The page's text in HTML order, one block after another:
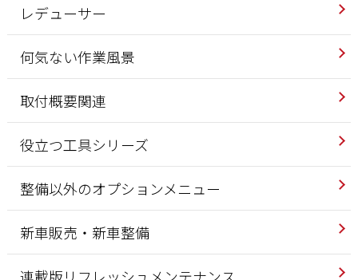
レデューサー
何気ない作業風景
取付概要関連
役立つ工具シリーズ
整備以外のオプションメニュー
新車販売・新車整備